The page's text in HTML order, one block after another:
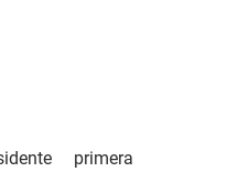
primera